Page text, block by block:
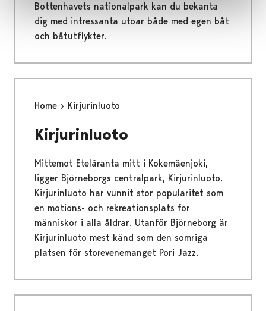
Bottenhavets nationalpark kan du bekanta
dig med intressanta utöar både med egen båt
och båtutflykter.
Home Kirjurinluoto
Kirjurinluoto
Mittemot Eteläranta mitt i Kokemäenjoki,
ligger Björneborgs centralpark, Kirjurinluoto.
Kirjurinluoto har vunnit stor popularitet som
en motions- och rekreationsplats för
människor i alla åldrar. Utanför Björneborg är
Kirjurinluoto mest känd som den somriga
platsen för storevenemanget Pori Jazz.